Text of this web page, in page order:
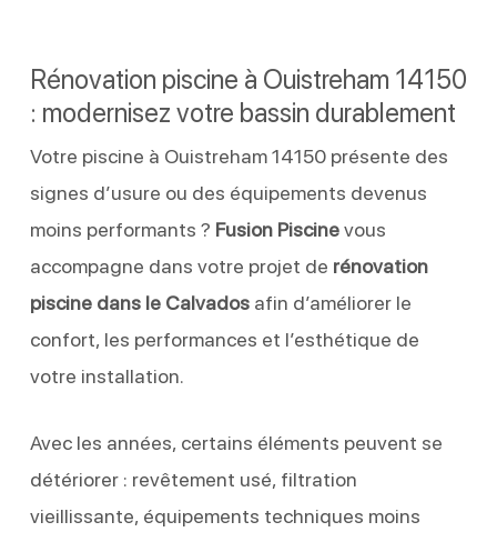
Rénovation piscine à Ouistreham 14150
: modernisez votre bassin durablement
Votre piscine à Ouistreham 14150 présente des
signes d’usure ou des équipements devenus
moins performants ? Fusion Piscinevous
accompagne dans votre projet de rénovation
piscine dans le Calvadosafin d’améliorer le
confort, les performances et l’esthétique de
votre installation.
Avec les années, certains éléments peuvent se
détériorer : revêtement usé, filtration
vieillissante, équipements techniques moins